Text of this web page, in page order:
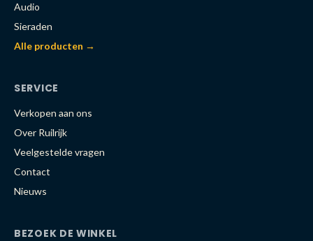
Audio
Sieraden
Alle producten →
SERVICE
Verkopen aan ons
Over Ruilrijk
Veelgestelde vragen
Contact
Nieuws
BEZOEK DE WINKEL